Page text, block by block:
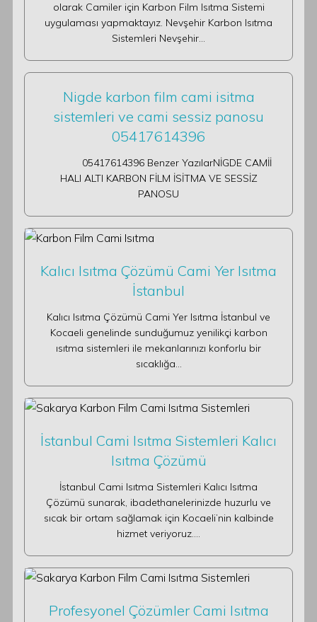
olarak Camiler için Karbon Film Isıtma Sistemi
uygulaması yapmaktayız. Nevşehir Karbon Isıtma
Sistemleri Nevşehir…
Nigde karbon film cami isitma
sistemleri ve cami sessiz panosu
05417614396
05417614396 Benzer YazılarNİGDE CAMİİ
HALI ALTI KARBON FİLM İSİTMA VE SESSİZ
PANOSU
Kalıcı Isıtma Çözümü Cami Yer Isıtma
İstanbul
Kalıcı Isıtma Çözümü Cami Yer Isıtma İstanbul ve
Kocaeli genelinde sunduğumuz yenilikçi karbon
ısıtma sistemleri ile mekanlarınızı konforlu bir
sıcaklığa…
İstanbul Cami Isıtma Sistemleri Kalıcı
Isıtma Çözümü
İstanbul Cami Isıtma Sistemleri Kalıcı Isıtma
Çözümü sunarak, ibadethanelerinizde huzurlu ve
sıcak bir ortam sağlamak için Kocaeli’nin kalbinde
hizmet veriyoruz.…
Profesyonel Çözümler Cami Isıtma